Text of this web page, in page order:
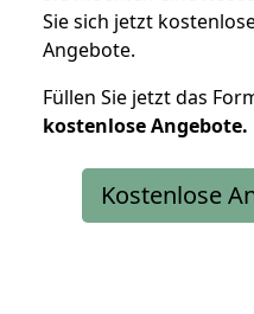
Sie sich jetzt
Angebote.
Füllen Sie jetzt das
kostenloseAngebote.
Kostenlose